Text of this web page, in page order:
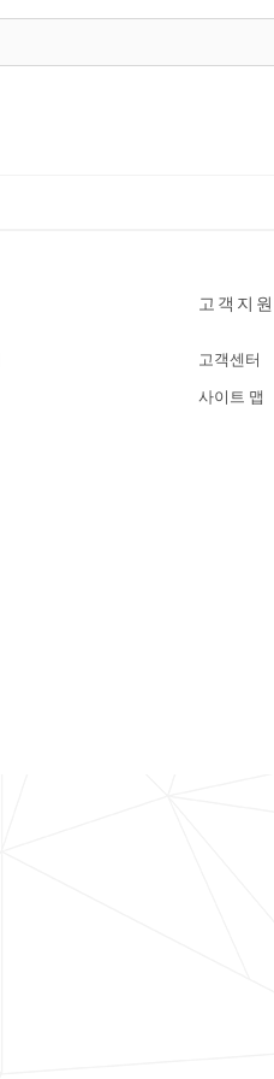
고객지원
고객센터
사이트 맵